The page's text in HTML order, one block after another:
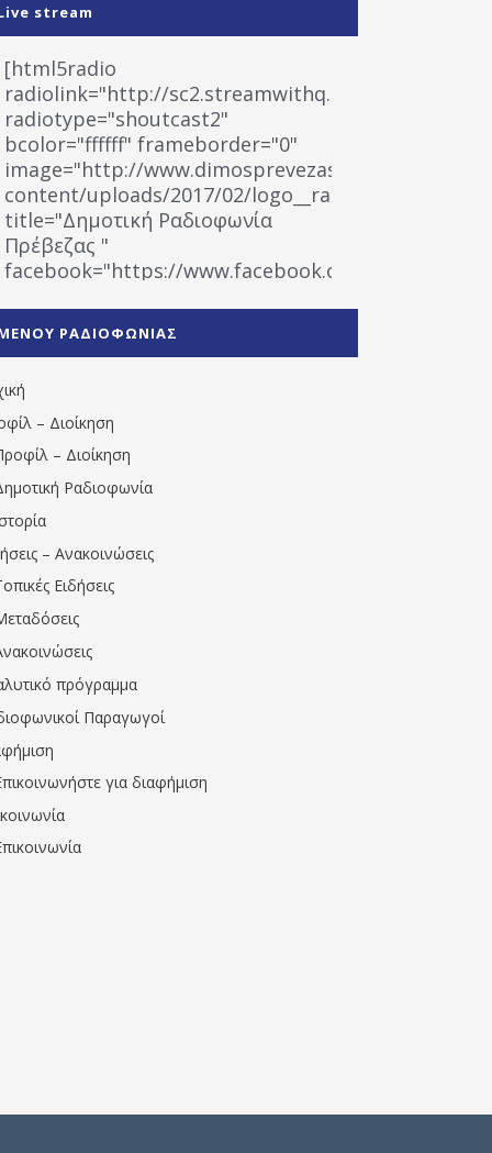
stream
[html5radio
radiolink="http://sc2.streamwithq.com:8028/
radiotype="shoutcast2"
bcolor="ffffff" frameborder="0"
image="http://www.dimosprevezas.gr/wp-
content/uploads/2017/02/logo__radiofonias.jpg"
title="Δημοτική Ραδιοφωνία
Πρέβεζας "
facebook="https://www.facebook.com/
1531194763766854/" artist="" ]
ΡΑΔΙΟΦΩΝΙΑΣ
– Διοίκηση
– Διοίκηση
Ραδιοφωνία
– Ανακοινώσεις
Ειδήσεις
πρόγραμμα
Παραγωγοί
για διαφήμιση